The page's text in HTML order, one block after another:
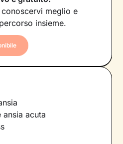
meglio e
insieme.
acuta